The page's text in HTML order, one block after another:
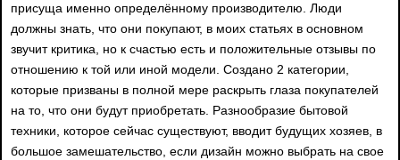
присуща именно определённому производителю. Люди
должны знать, что они покупают, в моих статьях в основном
звучит критика, но к счастью есть и положительные отзывы по
отношению к той или иной модели. Создано 2 категории,
которые призваны в полной мере раскрыть глаза покупателей
на то, что они будут приобретать. Разнообразие бытовой
техники, которое сейчас существуют, вводит будущих хозяев, в
большое замешательство, если дизайн можно выбрать на свое